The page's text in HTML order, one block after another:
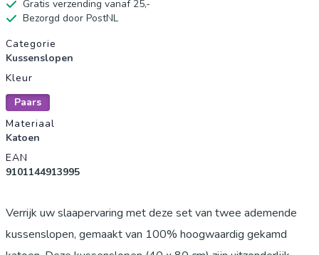
Gratis verzending vanaf 25,-
Bezorgd door PostNL
Productgegevens
Categorie
Kussenslopen
Kleur
Paars
Materiaal
Katoen
EAN
9101144913995
Verrijk uw slaapervaring met deze set van twee ademende
kussenslopen, gemaakt van 100% hoogwaardig gekamd